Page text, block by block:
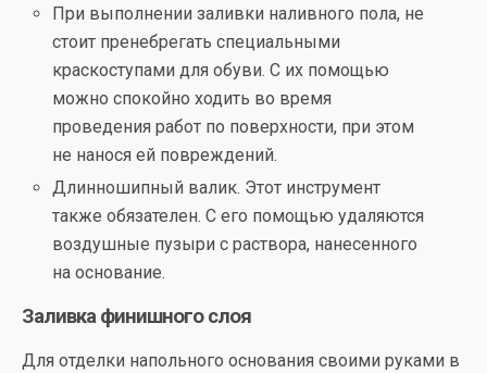
При выполнении заливки наливного пола, не
стоит пренебрегать специальными
краскоступами для обуви. С их помощью
можно спокойно ходить во время
проведения работ по поверхности, при этом
не нанося ей повреждений.
Длинношипный валик. Этот инструмент
также обязателен. С его помощью удаляются
воздушные пузыри с раствора, нанесенного
на основание.
Заливка финишного слоя
Для отделки напольного основания своими руками в